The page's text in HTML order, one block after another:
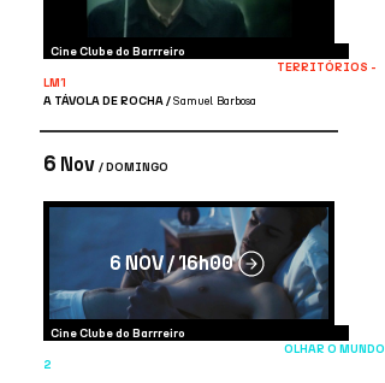
Cine Clube do Barrreiro
TERRITÓRIOS -
LM1
A TÁVOLA DE ROCHA /Samuel Barbosa
6 Nov / DOMINGO
6 NOV / 16h00
Cine Clube do Barrreiro
OLHAR O MUNDO
2